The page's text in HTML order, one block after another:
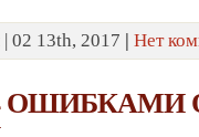
| 02 13th, 2017 | Нет
ОШИБКАМИ